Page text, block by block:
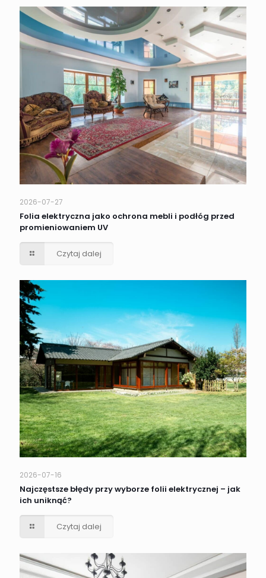
2026-07-27
Folia elektryczna jako ochrona mebli i podłóg przed
promieniowaniem UV
Czytaj dalej
2026-07-16
Najczęstsze błędy przy wyborze folii elektrycznej – jak
ich uniknąć?
Czytaj dalej